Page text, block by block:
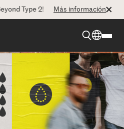
Type 2! La CEO Deborah Dugan nos
Más información